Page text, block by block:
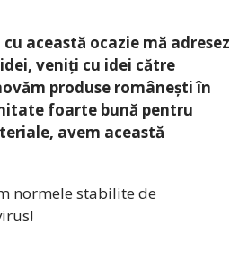
această ocazie mă adresez
veniți cu idei către
produse românești în
foarte bună pentru
avem această
normele stabilite de